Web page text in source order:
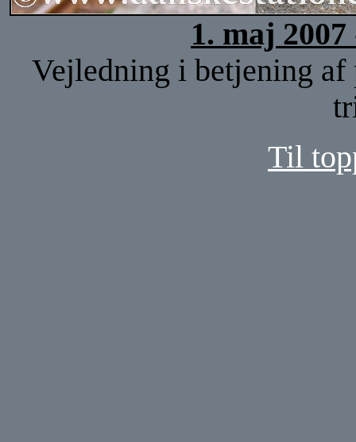
1. maj
Vejledning i betjening af
Til